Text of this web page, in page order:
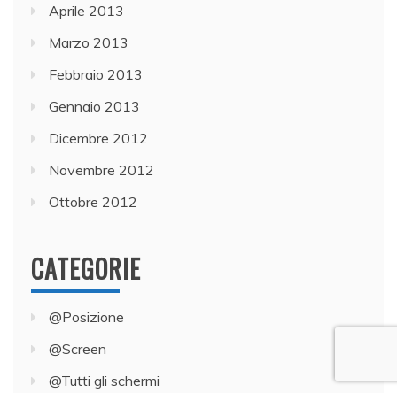
Aprile 2013
Marzo 2013
Febbraio 2013
Gennaio 2013
Dicembre 2012
Novembre 2012
Ottobre 2012
CATEGORIE
@Posizione
@Screen
@Tutti gli schermi